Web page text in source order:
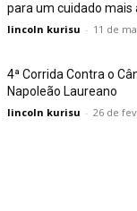
para um cuidado mais
lincoln kurisu - 11 de
4ª Corrida Contra o
Napoleão Laureano
lincoln kurisu - 26 de